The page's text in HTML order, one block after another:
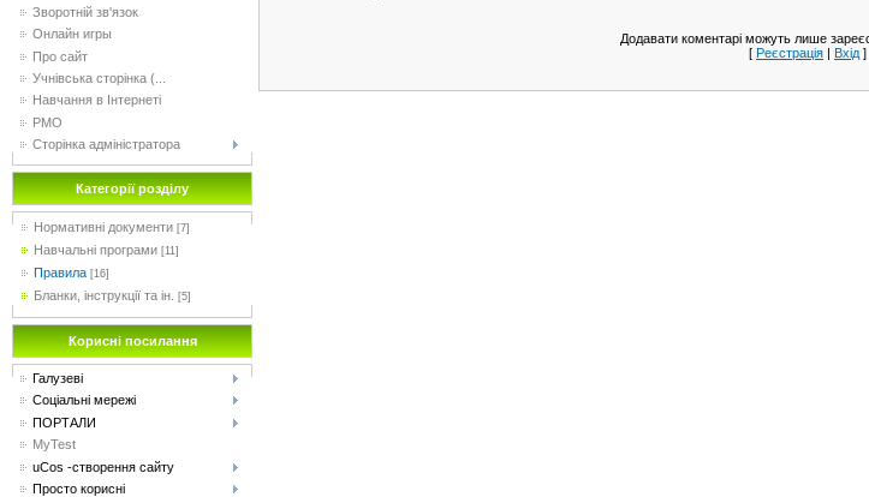
Зворотній зв'язок
Онлайн игры
Про сайт
Учнівська сторінка (...
Навчання в Інтернеті
РМО
Сторінка адміністратора
Категорії розділу
Нормативні документи [7]
Навчальні програми [11]
Правила [16]
Бланки, інструкції та ін. [5]
Корисні посилання
Галузеві
Соціальні мережі
ПОРТАЛИ
MyTest
uCos -створення сайту
Просто корисні
Додавати коментарі можуть лише
[ Реєстрація | Вхід ]